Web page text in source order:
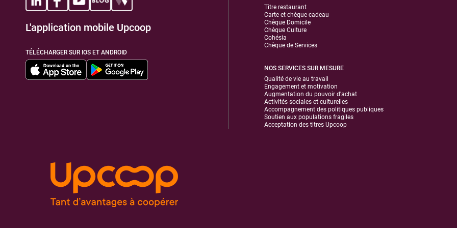
L'application mobile Upcoop
TÉLÉCHARGER SUR IOS ET ANDROID
Titre restaurant
Carte et chèque cadeau
Chèque Domicile
Chèque Culture
Cohésia
Chèque de Services
NOS SERVICES SUR MESURE
Qualité de vie au travail
Engagement et motivation
Augmentation du pouvoir d'achat
Activités sociales et culturelles
Accompagnement des politiques publiques
Soutien aux populations fragiles
Acceptation des titres Upcoop